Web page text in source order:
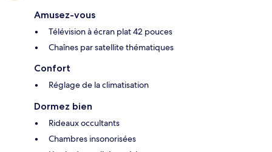
Amusez-vous
Télévision à écran plat 42 pouces
Chaînes par satellite thématiques
Confort
Réglage de la climatisation
Dormez bien
Rideaux occultants
Chambres insonorisées